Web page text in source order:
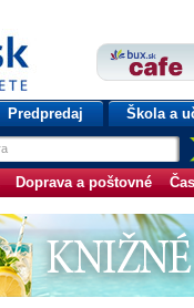
Predpredaj Škola a
Doprava a poštovné